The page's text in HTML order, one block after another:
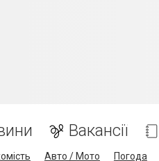
Вакансії
Авто / Мото Погода